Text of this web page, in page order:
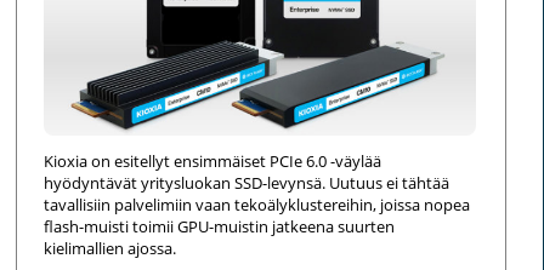
Kioxia on esitellyt ensimmäiset PCIe 6.0 -väylää
hyödyntävät yritysluokan SSD-levynsä. Uutuus ei tähtää
tavallisiin palvelimiin vaan tekoälyklustereihin, joissa nopea
flash-muisti toimii GPU-muistin jatkeena suurten
kielimallien ajossa.